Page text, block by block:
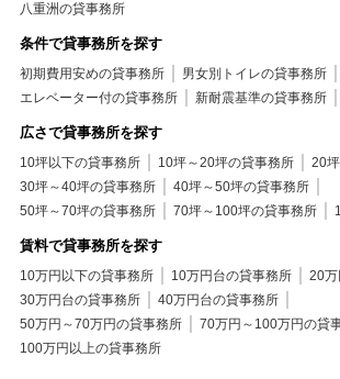
八重洲の貸事務所
条件で貸事務所を探す
初期費用安めの貸事務所
男女別トイレの貸事務所
エレベーター付の貸事務所
新耐震基準の貸事務所
広さで貸事務所を探す
10坪以下の貸事務所 10坪～20坪の貸事務所
20
30坪～40坪の貸事務所
40坪～50坪の貸事務所
50坪～70坪の貸事務所
70坪～100坪の貸事務所
賃料で貸事務所を探す
10万円以下の貸事務所 10万円台の貸事務所
20万
30万円台の貸事務所
40万円台の貸事務所
50万円～70万円の貸事務所
70万円～100万円の貸
100万円以上の貸事務所